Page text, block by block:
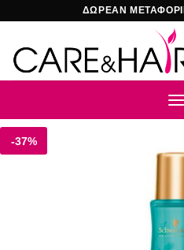
περιεχόμενο
ΔΩΡΕΑΝ
-37%